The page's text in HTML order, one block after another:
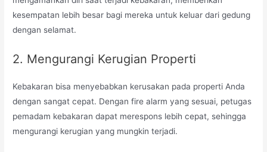
kesempatan lebih besar bagi mereka untuk keluar dari gedung
dengan selamat.
2. Mengurangi Kerugian Properti
Kebakaran bisa menyebabkan kerusakan pada properti Anda
dengan sangat cepat. Dengan fire alarm yang sesuai, petugas
pemadam kebakaran dapat merespons lebih cepat, sehingga
mengurangi kerugian yang mungkin terjadi.